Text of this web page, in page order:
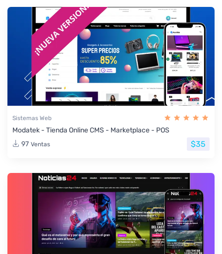
Sistemas Web
Modatek - Tienda Online CMS - Marketplace - POS
97 Ventas $35